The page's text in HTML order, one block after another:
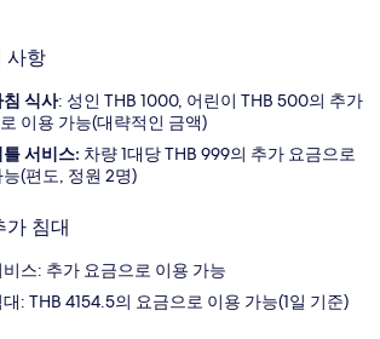
사항
식사: 성인 THB 1000, 어린이 THB 500의 추가
이용 가능(대략적인 금액)
서비스: 차량 1대당 THB 999의 추가 요금으로
(편도, 정원 2명)
가 침대
스: 추가 요금으로 이용 가능
: THB 4154.5의 요금으로 이용 가능(1일 기준)